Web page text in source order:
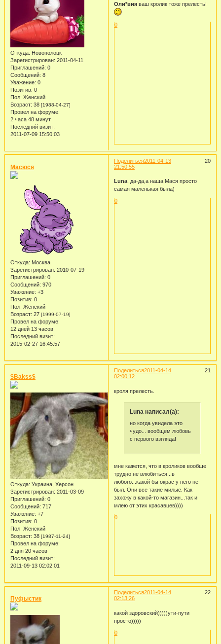
Откуда: Новополоцк
Зарегистрирован: 2011-04-11
Приглашений: 0
Сообщений: 8
Уважение: 0
Позитив: 0
Пол: Женский
Возраст: 38 [1988-04-27]
Провел на форуме:
2 часа 48 минут
Последний визит:
2011-07-09 15:50:03
Оли*вияваш кролик тоже прелесть!
0
Поделиться 20
2011-04-13
21:50:55
Масюся
Откуда: Москва
Зарегистрирован: 2010-07-19
Приглашений: 0
Сообщений: 970
Уважение: +3
Позитив: 0
Пол: Женский
Возраст: 27 [1999-07-19]
Провел на форуме:
12 дней 13 часов
Последний визит:
2015-02-27 16:45:57
Luna, да-да,а наша Мася просто
самая маленькая была)
0
Поделиться 21
2011-04-14
02:00:12
$Bakss$
Откуда: Украина, Херсон
Зарегистрирован: 2011-03-09
Приглашений: 0
Сообщений: 717
Уважение: +7
Позитив: 0
Пол: Женский
Возраст: 38 [1987-11-24]
Провел на форуме:
2 дня 20 часов
Последний визит:
2011-09-13 02:02:01
кроля прелесть.
Luna написал(а):
но когда увидела это
чудо... вообщем любовь
с первого взгляда!
мне кажется, что в кроликов вообще
трудно не влюбиться...в
любого...какой бы окрас у него не
был. Они все такие милые. Как
захожу в какой-то магазин...так и
млею от этих красавцев))))
0
Поделиться 22
2011-04-14
02:13:26
Пуфыстик
какой здоровский)))))ути-пути
просто)))))
0